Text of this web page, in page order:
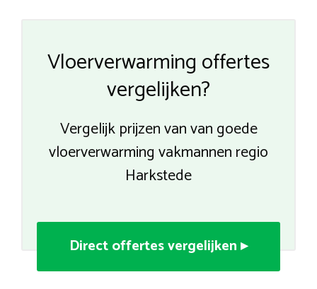
Vloerverwarming offertes
vergelijken?
Vergelijk prijzen van van goede
vloerverwarming vakmannen regio
Harkstede
Direct offertes vergelijken ▸